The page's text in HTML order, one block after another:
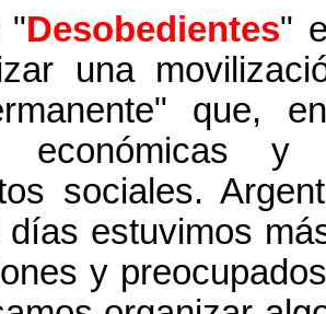
"Desobedientes"
una
que,
económicas
sociales.
estuvimos
y